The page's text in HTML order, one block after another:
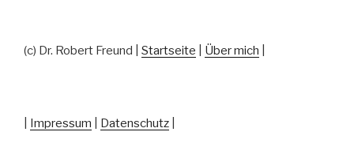
(c) Dr. Robert Freund | Startseite Über mich
Impressum Datenschutz